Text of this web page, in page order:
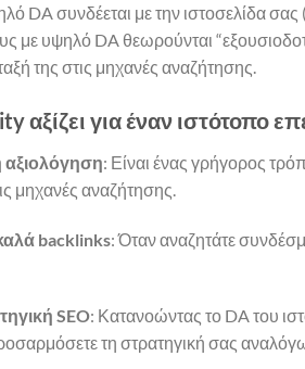
DA συνδέεται με την ιστοσελίδα σας
με υψηλό DA θεωρούνται
της στις μηχανές αναζήτησης.
αξίζει για έναν ιστότοπο
αξιολόγηση: Είναι ένας γρήγορος
μηχανές αναζήτησης.
backlinks: Όταν αναζητάτε
SEO: Κατανοώντας το DA του
τη στρατηγική σας